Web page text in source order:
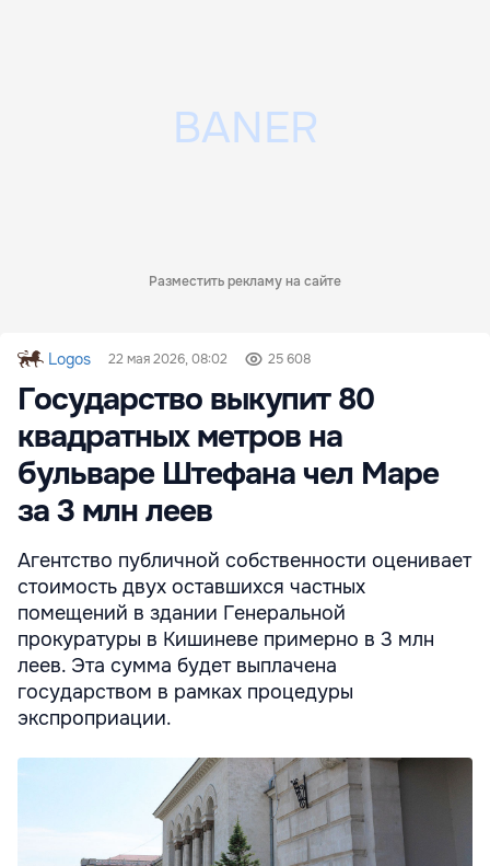
Разместить рекламу на сайте
Logos 22 мая 2026, 08:02 25 608
Государство выкупит 80
квадратных метров на
бульваре Штефана чел Маре
за 3 млн леев
Агентство публичной собственности оценивает
стоимость двух оставшихся частных
помещений в здании Генеральной
прокуратуры в Кишиневе примерно в 3 млн
леев. Эта сумма будет выплачена
государством в рамках процедуры
экспроприации.